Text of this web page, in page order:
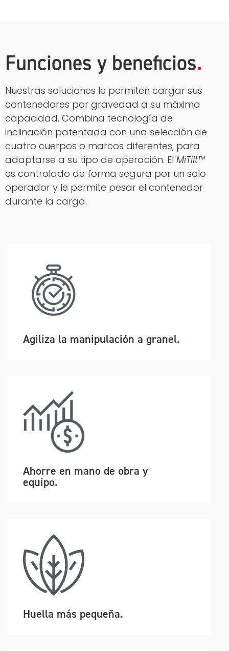
Funciones y beneficios
Nuestras soluciones le permiten cargar sus
contenedores por gravedad a su máxima
capacidad. Combina tecnología de
inclinación patentada con una selección de
cuatro cuerpos o marcos diferentes, para
adaptarse a su tipo de operación. El MiTilt™
es controlado de forma segura por un solo
operador y le permite pesar el contenedor
durante la carga.
Agiliza la manipulación a granel
Ahorre en mano de obra y
equipo
Huella más pequeña